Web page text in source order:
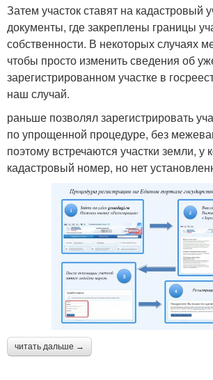
Затем участок ставят на кадастровый
документы, где закреплены границы
собственности. В некоторых случаях
чтобы просто изменить сведения об
зарегистрированном участке в
наш случай.
раньше позволял зарегистрировать
по упрощенной процедуре, без
поэтому встречаются участки земли, у
кадастровый номер, но нет
читать дальше →